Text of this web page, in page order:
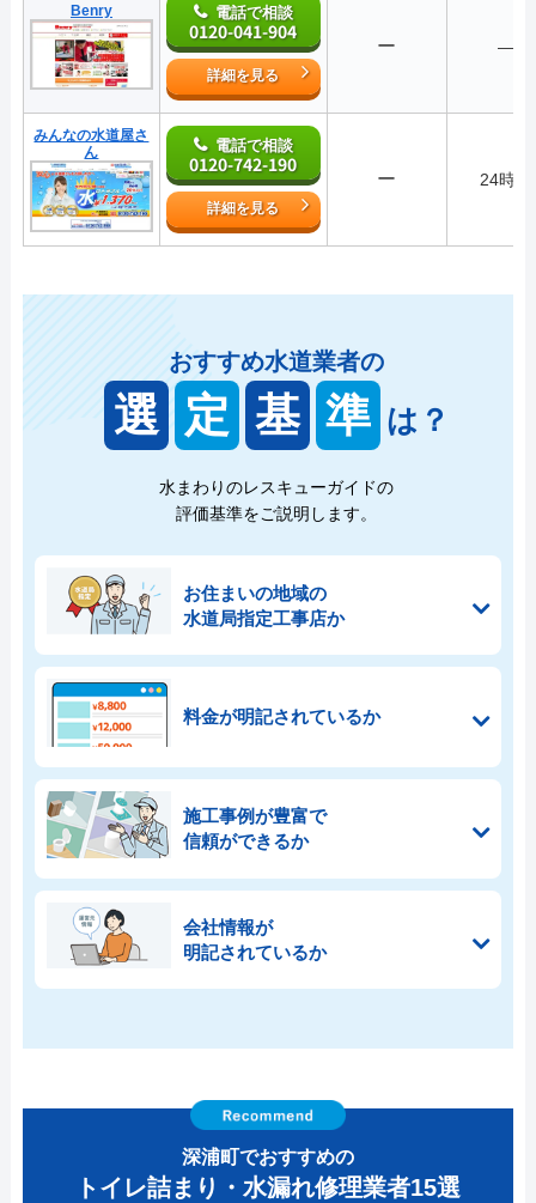
Benry 電話で相談
0120-041-904
詳細を見る
ー ―
みんなの水道屋さ
ん
電話で相談
0120-742-190
詳細を見る
ー 24時間
おすすめ水道業者の
選 定 基 準 は？
水まわりのレスキューガイドの
評価基準をご説明します。
お住まいの地域の
水道局指定工事店か
料金が明記されているか
施工事例が豊富で
信頼ができるか
会社情報が
明記されているか
深浦町でおすすめの
トイレ詰まり・水漏れ修理業者15選